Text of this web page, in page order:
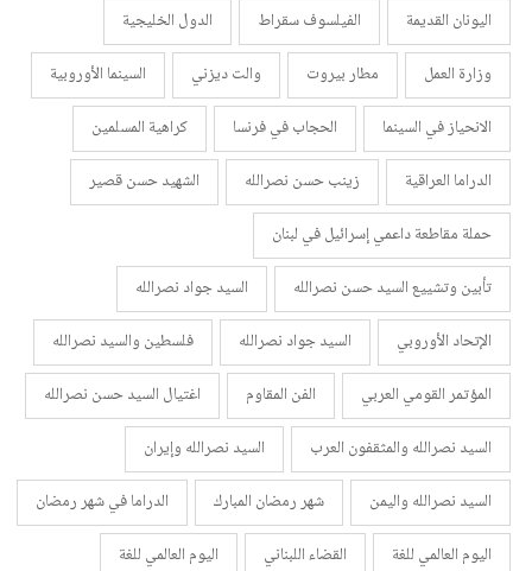
اليونان القديمة
الفيلسوف سقراط
الدول الخليجية
وزارة العمل
مطار بيروت والت ديزني
السينما الأوروبية
الانحياز في السينما
الحجاب في فرنسا
كراهية المسلمين
الدراما العراقية
زينب حسن نصرالله
الشهيد حسن قصير
حملة مقاطعة داعمي إسرائيل في لبنان
تأبين وتشييع السيد حسن نصرالله
السيد جواد نصرالله
الإتحاد الأوروبي
السيد جواد نصرالله
فلسطين والسيد نصرالله
المؤتمر القومي العربي
الفن المقاوم
اغتيال السيد حسن نصرالله
السيد نصرالله والمثقفون العرب
السيد نصرالله وإيران
السيد نصرالله واليمن
شهر رمضان المبارك
الدراما في شهر رمضان
اليوم العالمي للغة
القضاء اللبناني
اليوم العالمي للغة